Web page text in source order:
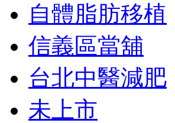
自體脂肪移植
信義區當舖
台北中醫減肥
未上市